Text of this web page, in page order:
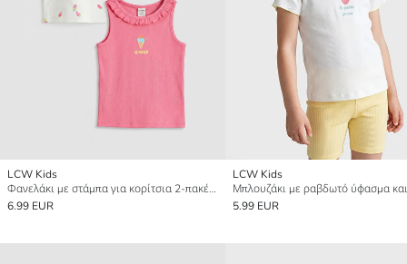
LCW Kids
Φανελάκι με στάμπα για κορίτσια 2-πακέτο
6.99 EUR
LCW Kids
5.99 EUR